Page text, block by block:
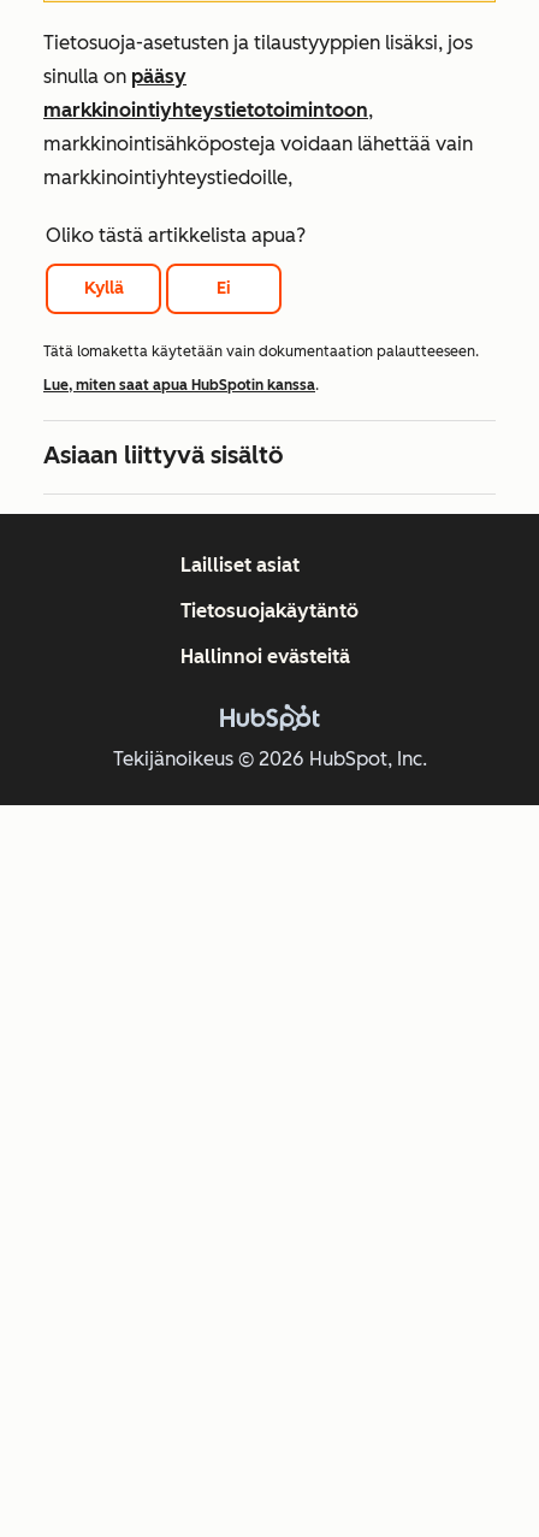
Tietosuoja-asetusten ja tilaustyyppien lisäksi, jos
sinulla on pääsy
markkinointiyhteystietotoimintoon,
markkinointisähköposteja voidaan lähettää vain
markkinointiyhteystiedoille,
Oliko tästä artikkelista apua?
Kyllä Ei
Tätä lomaketta käytetään vain dokumentaation palautteeseen.
Lue, miten saat apua HubSpotin kanssa.
Asiaan liittyvä sisältö
Tekijänoikeus © 2026 HubSpot, Inc.
Lailliset asiat
Tietosuojakäytäntö
Hallinnoi evästeitä